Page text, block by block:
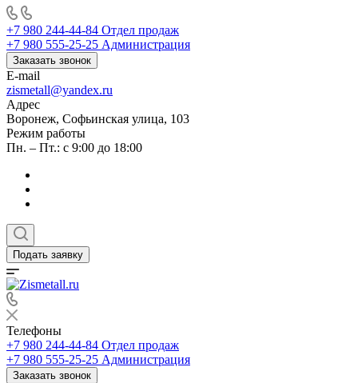
+7 980 244-44-84 Отдел продаж
+7 980 555-25-25 Администрация
Заказать звонок
E-mail
zismetall@yandex.ru
Адрес
Воронеж, Софьинская улица, 103
Режим работы
Пн. – Пт.: с 9:00 до 18:00
Подать заявку
Телефоны
+7 980 244-44-84 Отдел продаж
+7 980 555-25-25 Администрация
Заказать звонок